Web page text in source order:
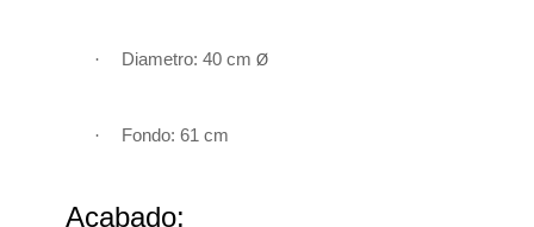
· Diametro: 40 cm Ø
· Fondo: 61 cm
Acabado: